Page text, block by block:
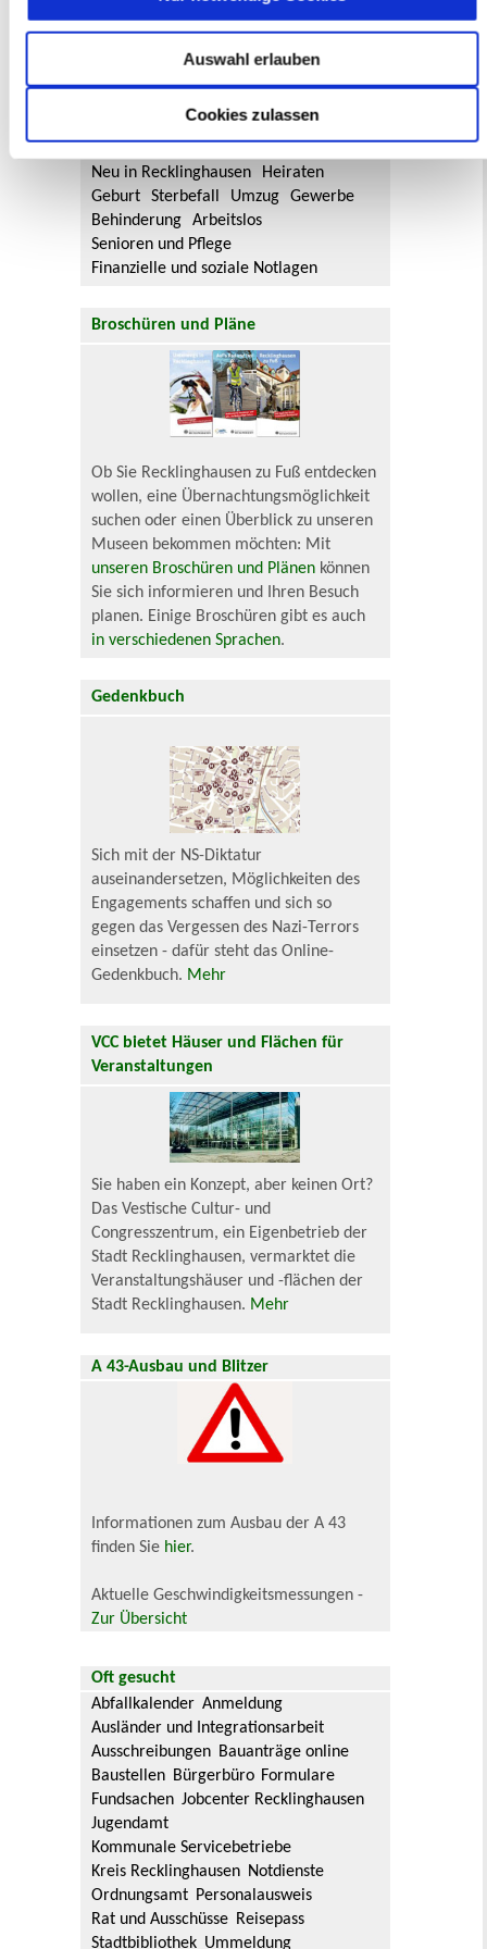
Cookies zulassen
Auswahl erlauben
Aktuelle Bürgerbeteiligungen zu
Flächennutzungsplan-Änderungen finden
Lebenslagen
Neu in Recklinghausen
Heiraten
Geburt
Sterbefall Umzug
Gewerbe
Behinderung
Arbeitslos
Senioren und Pflege
Finanzielle und soziale Notlagen
Broschüren und Pläne
Ob Sie Recklinghausen zu Fuß entdecken
wollen, eine Übernachtungsmöglichkeit
suchen oder einen Überblick zu unseren
Museen bekommen möchten: Mit
unseren Broschüren und Plänen können
Sie sich informieren und Ihren Besuch
planen. Einige Broschüren gibt es auch
in verschiedenen Sprachen.
Gedenkbuch
Sich mit der NS-Diktatur
auseinandersetzen, Möglichkeiten des
Engagements schaffen und sich so
gegen das Vergessen des Nazi-Terrors
einsetzen - dafür steht das Online-
Gedenkbuch. Mehr
VCC bietet Häuser und Flächen für
Veranstaltungen
Sie haben ein Konzept, aber keinen Ort?
Das Vestische Cultur- und
Congresszentrum, ein Eigenbetrieb der
Stadt Recklinghausen, vermarktet die
Veranstaltungshäuser und -flächen der
Stadt Recklinghausen. Mehr
A 43-Ausbau und Blitzer
Informationen zum Ausbau der A 43
finden Sie hier.
Aktuelle Geschwindigkeitsmessungen -
Zur Übersicht
Oft gesucht
Abfallkalender Anmeldung
Ausländer und Integrationsarbeit
Ausschreibungen Bauanträge online
Baustellen Bürgerbüro Formulare
Fundsachen Jobcenter Recklinghausen
Jugendamt
Kommunale Servicebetriebe
Kreis Recklinghausen Notdienste
Ordnungsamt Personalausweis
Rat und Ausschüsse Reisepass
Stadtbibliothek Ummeldung